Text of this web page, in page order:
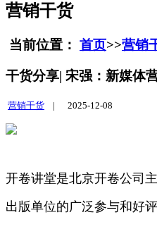
营销干货
当前位置： 首页>>营销
干货分享| 宋强：新媒体
营销干货 | 2025-12-08
开卷讲堂是北京开卷公司
出版单位的广泛参与和好评